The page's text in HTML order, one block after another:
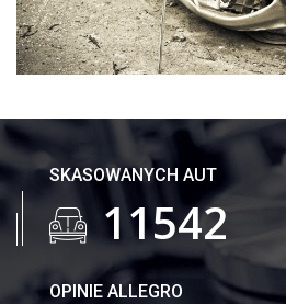
SKASOWANYCH AUT
18895
OPINIE ALLEGRO